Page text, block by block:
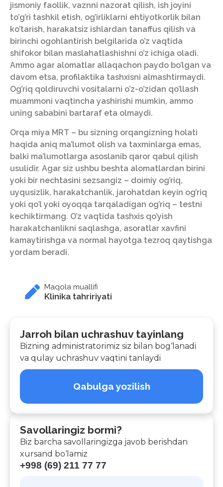
jismoniy faollik, vaznni nazorat qilish, ish joyini
to’g’ri tashkil etish, og’irliklarni ehtiyotkorlik bilan
ko’tarish, harakatsiz ishlardan tanaffus qilish va
birinchi ogohlantirish belgilarida o’z vaqtida
shifokor bilan maslahatlashishni o’z ichiga oladi.
Ammo agar alomatlar allaqachon paydo bo’lgan va
davom etsa, profilaktika tashxisni almashtirmaydi.
Og’riq qoldiruvchi vositalarni o’z-o’zidan qo’llash
muammoni vaqtincha yashirishi mumkin, ammo
uning sababini bartaraf eta olmaydi.
Orqa miya MRT – bu sizning orqangizning holati
haqida aniq ma’lumot olish va taxminlarga emas,
balki ma’lumotlarga asoslanib qaror qabul qilish
usulidir. Agar siz ushbu beshta alomatlardan birini
yoki bir nechtasini sezsangiz – doimiy og’riq,
uyqusizlik, harakatchanlik, jarohatdan keyin og’riq
yoki qo’l yoki oyoqqa tarqaladigan og’riq – testni
kechiktirmang. O’z vaqtida tashxis qo’yish
harakatchanlikni saqlashga, asoratlar xavfini
kamaytirishga va normal hayotga tezroq qaytishga
yordam beradi.
Maqola muallifi
Klinika tahririyati
Jarroh bilan uchrashuv tayinlang
Bizning administratorimiz siz bilan bog‘lanadi
va qulay uchrashuv vaqtini tanlaydi
Qabulga yozilish
Savollaringiz bormi?
Biz barcha savollaringizga javob berishdan
xursand bo‘lamiz
+998 (69) 211 77 77